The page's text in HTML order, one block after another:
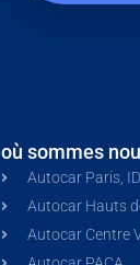
où sommes
Autocar Paris,
Autocar Hauts
Autocar Centre